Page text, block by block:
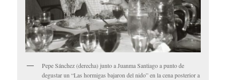
Pepe Sánchez (derecha) junto a Juanma Santiago a punto de
degustar un “Las hormigas bajaron del nido” en la cena posterior a